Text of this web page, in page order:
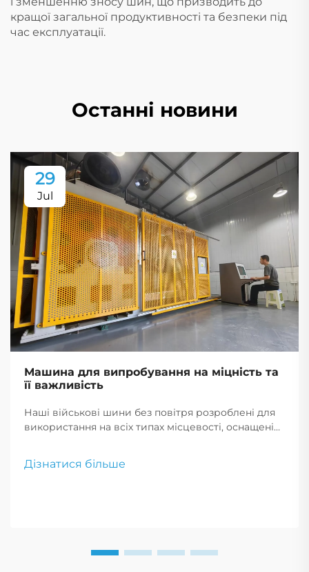
кращої загальної продуктивності та безпеки під
час експлуатації.
Останні новини
29
Jul
Машина для випробування на міцність та
її важливість
Наші військові шини без повітря розроблені для
використання на всіх типах місцевості, оснащені
міцністю забезпечують максимальну надійність та
Дізнатися більше